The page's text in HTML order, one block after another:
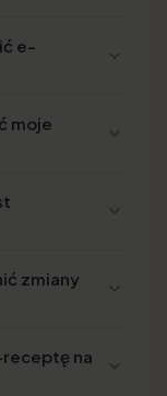
e-
moje
zmiany
na